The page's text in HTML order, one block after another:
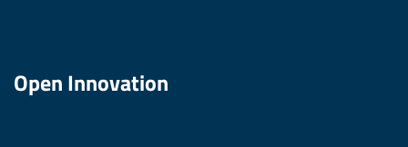
Open Innovation